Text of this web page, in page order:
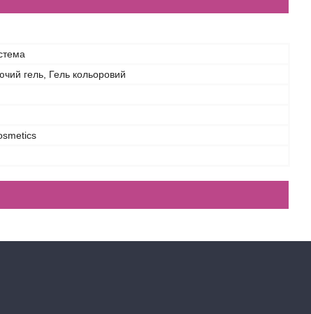
гель, Гель кольоровий